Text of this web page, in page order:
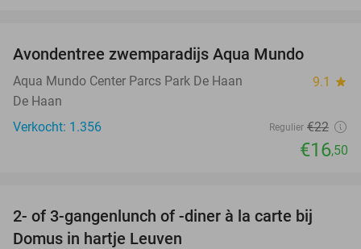
Avondentree zwemparadijs Aqua Mundo
Aqua Mundo Center Parcs Park De Haan 9.1 star
De Haan
Verkocht: 1.356
Regulier €22
€16,50
32%
2- of 3-gangenlunch of -diner à la carte bij
Domus in hartje Leuven